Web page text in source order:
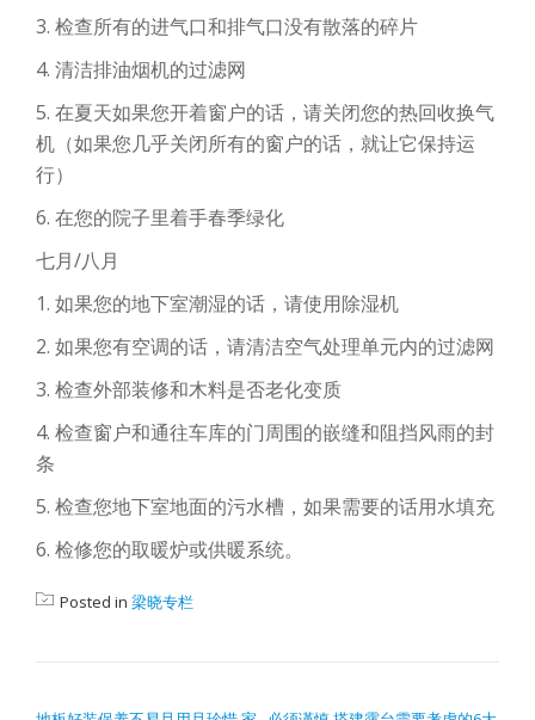
3. 检查所有的进气口和排气口没有散落的碎片
4. 清洁排油烟机的过滤网
5. 在夏天如果您开着窗户的话，请关闭您的热回收换气
机（如果您几乎关闭所有的窗户的话，就让它保持运
行）
6. 在您的院子里着手春季绿化
七月/八月
1. 如果您的地下室潮湿的话，请使用除湿机
2. 如果您有空调的话，请清洁空气处理单元内的过滤网
3. 检查外部装修和木料是否老化变质
4. 检查窗户和通往车库的门周围的嵌缝和阻挡风雨的封
条
5. 检查您地下室地面的污水槽，如果需要的话用水填充
6. 检修您的取暖炉或供暖系统。
Posted in 梁晓专栏